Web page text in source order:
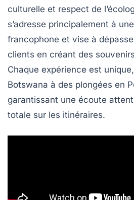
culturelle et respect de
s’adresse principalement à
francophone et vise à
clients en créant des
Chaque expérience est
Botswana à des plongées en
garantissant une écoute
totale sur les itinéraires.